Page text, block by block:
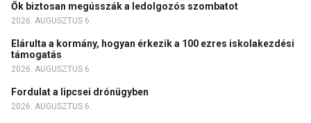
Ők biztosan megússzák a ledolgozós szombatot
2026. AUGUSZTUS 6.
Elárulta a kormány, hogyan érkezik a 100 ezres iskolakezdési
támogatás
2026. AUGUSZTUS 6.
Fordulat a lipcsei drónügyben
2026. AUGUSZTUS 6.